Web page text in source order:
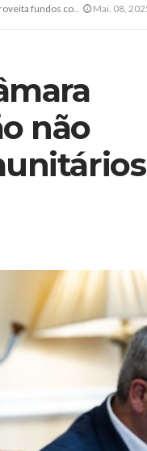
para a Habitação Mai. 08,
não